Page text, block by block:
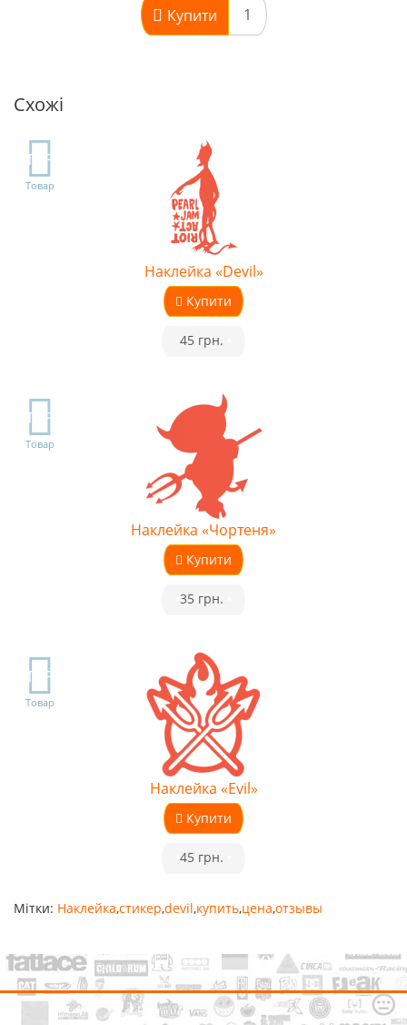
Купити
Схожі
TOP
Товар
Наклейка «Devil»
Купити
45 грн.
TOP
Товар
Наклейка «Чортеня»
Купити
35 грн.
TOP
Товар
Наклейка «Evil»
Купити
45 грн.
Мітки: Наклейка,стикер,devil,купить,цена,отзывы